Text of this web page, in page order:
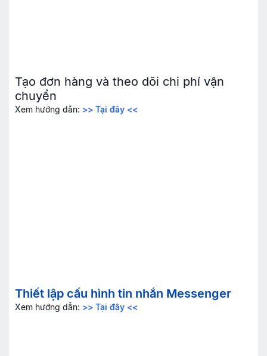
Tạo đơn hàng và theo dõi chi phí vận
chuyển
Xem hướng dẫn: >> Tại đây <<
Thiết lập cấu hình tin nhắn Messenger
Xem hướng dẫn: >> Tại đây <<